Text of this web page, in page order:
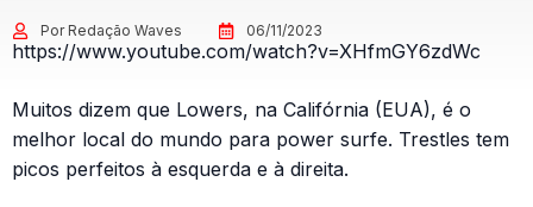
Por Redação Waves 06/11/2023
https://www.youtube.com/watch?v=XHfmGY6zdWc
Muitos dizem que Lowers, na Califórnia (EUA), é o
melhor local do mundo para power surfe. Trestles tem
picos perfeitos à esquerda e à direita.